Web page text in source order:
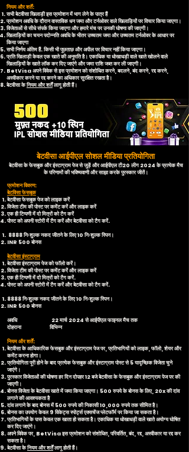
नियम और शर्तें:
सभी बेटवीसा खिलाड़ी इस प्रमोशन में भाग लेने के पात्र हैं
प्रमोशन अवधि के दौरान वास्तविक धन जमा और टर्नओवर वाले खिलाड़ियों पर विचार किया जाएगा।
विजेताओं से सीधे संपर्क किया जाएगा और हमारे मंच पर उनकी घोषणा की जाएगी।
खिलाड़ियों का चयन पदोन्नति अवधि के भीतर उच्चतम जमा और उच्चतम टर्नओवर के आधार पर
किया जाएगा
सभी निर्णय अंतिम हैं. किसी भी पूछताछ और अपील पर विचार नहीं किया जाएगा।
प्रति खिलाड़ी केवल एक खाते की अनुमति है। एकाधिक या धोखाधड़ी वाले खाते खोलने वाले
खिलाड़ियों के खाते लॉक कर दिए जाएंगे और जमा राशि जब्त कर ली जाएगी।
BetVisa अपने विवेक से इस प्रमोशन को संशोधित करने, बदलने, बंद करने, रद्द करने,
अस्वीकार करने या रद्द करने का अधिकार सुरक्षित रखता है।
बेटवीसा केनियम और शर्तेंलागू होती हैं।
बेटवीसा आईपीएल सोशल मीडिया प्रतियोगिता
बेटवीसा के फेसबुक और इंस्टाग्राम पेज से जुड़ें और आईपीएल टी20 लीग 2024 के प्रत्येक मैच
के परिणामों की भविष्यवाणी और साझा करके पुरस्कार जीतें।
प्रमोशन विवरण:
बेटविसा फेसबुक
बेटवीसा फेसबुक पेज को लाइक करें
विजेता टीम की पोस्ट पर कमेंट करें और लाइक करें
एक ही टिप्पणी में दो मित्रों को टैग करें
पोस्ट को अपनी स्टोरी में टैग करें और बेटवीसा को टैग करें.
8888 निःशुल्क नकद जीतने के लिए 10 निःशुल्क स्पिन।
INR 500 बोनस
बेटवीसा इंस्टाग्राम
बेटवीसा इंस्टाग्राम पेज को फॉलो करें।
विजेता टीम की पोस्ट पर कमेंट करें और लाइक करें
एक ही टिप्पणी में दो मित्रों को टैग करें.
पोस्ट को अपनी स्टोरी में टैग करें और बेटवीसा को टैग करें.
8888 निःशुल्क नकद जीतने के लिए 10 निःशुल्क स्पिन।
INR 500 बोनस
अवधि 22 मार्च 2024 से आईपीएल फाइनल मैच तक
दोहराना विभिन्न
नियम और शर्तें:
बेटवीसा के आधिकारिक फेसबुक और इंस्टाग्राम पेज पर, प्रतिभागियों को लाइक, फॉलो, शेयर और
कमेंट करना होगा।
प्रतियोगिता पूरी होने के बाद प्रत्येक फेसबुक और इंस्टाग्राम पोस्ट से 5 यादृच्छिक विजेता चुने
जाएंगे।
पुरस्कार विजेताओं की घोषणा हर दिन दोपहर 12 बजे बेटवीसा के फेसबुक और इंस्टाग्राम पेज पर की
जाएगी।
बोनस विजेता के बेटवीसा खाते में जमा किया जाएगा। 500 रुपये के बोनस के लिए, 20x की दांव
लगाने की आवश्यकता है
दांव लगाने के बाद बोनस में 500 रुपये की निकासी 10,000 रुपये तक सीमित है।
बोनस का उपयोग केवल 9 विकेट्स स्पोर्ट्स एक्सचेंज प्लेटफॉर्म पर किया जा सकता है।
प्रतिभागियों के पास केवल एक खाता हो सकता है। एकाधिक या धोखाधड़ी वाले खाते अयोग्य घोषित
कर दिए जाएंगे।
अपने विवेक पर, BetVisa इस प्रमोशन को संशोधित, परिवर्तित, बंद, रद्द, अस्वीकार या रद्द कर
सकता है।
बेटवीसा केनियम और शर्तेंलागू होती हैं।